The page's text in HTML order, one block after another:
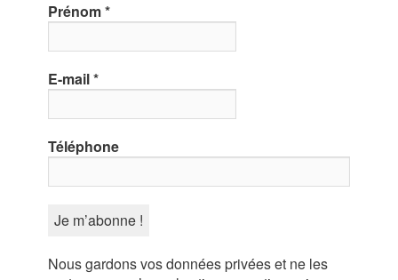
Prénom*
E-mail*
Téléphone
Nous gardons vos données privées et ne les